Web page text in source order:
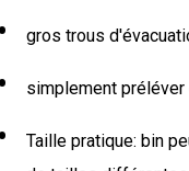
gros trous
simplement
Taille pratique: bin